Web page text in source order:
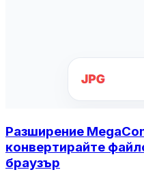
Разширение
конвертирайте
браузър